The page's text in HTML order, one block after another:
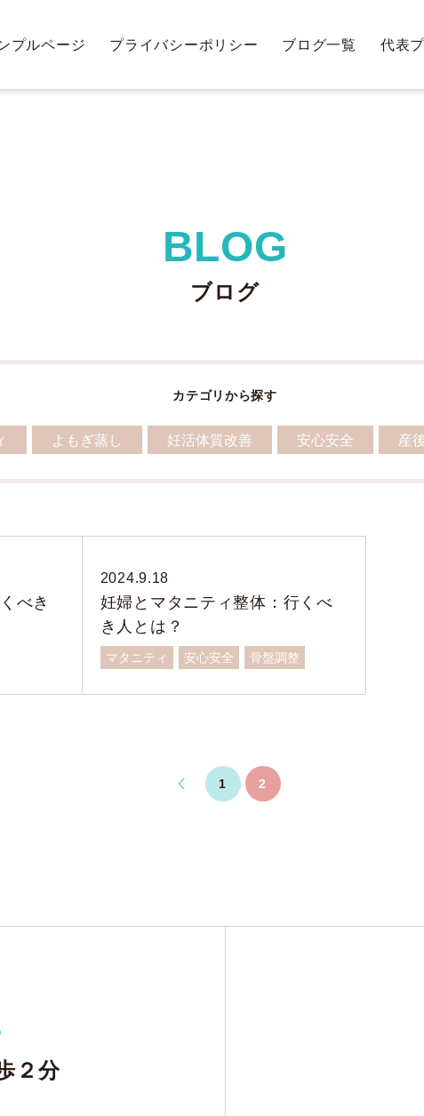
プルページ プライバシーポリシー ブログ一覧 代表
BLOG
ブログ
カテゴリから探す
よもぎ蒸し 妊活体質改善 安心安全 産
べき
2024.9.18
妊婦とマタニティ整体：行くべ
き人とは？
マタニティ 安心安全 骨盤調整
1 2
２分